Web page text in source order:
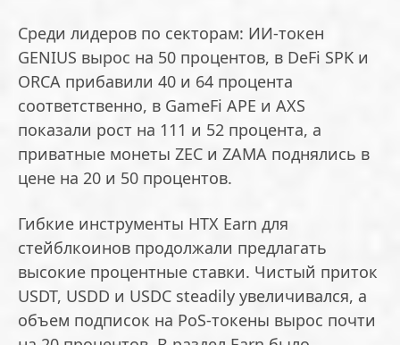
Среди лидеров по секторам: ИИ-токен
GENIUS вырос на 50 процентов, в DeFi SPK и
ORCA прибавили 40 и 64 процента
соответственно, в GameFi APE и AXS
показали рост на 111 и 52 процента, а
приватные монеты ZEC и ZAMA поднялись в
цене на 20 и 50 процентов.
Гибкие инструменты HTX Earn для
стейблкоинов продолжали предлагать
высокие процентные ставки. Чистый приток
USDT, USDD и USDC steadily увеличивался, а
объем подписок на PoS-токены вырос почти